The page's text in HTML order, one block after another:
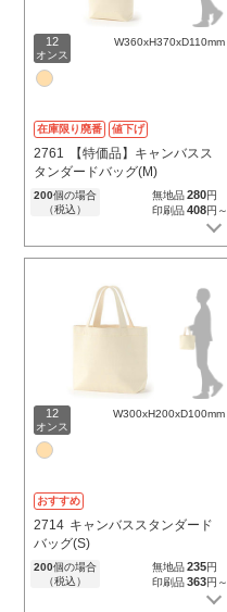
12
オンス
W360xH370xD110mm
在庫限り廃番 値下げ
2761
【特価品】キャンバスス
タンダードバッグ(M)
200個の場合
（税込）
無地品280円
印刷品408円～
12
オンス
W300xH200xD100mm
おすすめ
2714 キャンバススタンダード
バッグ(S)
200個の場合
（税込）
無地品235円
印刷品363円～